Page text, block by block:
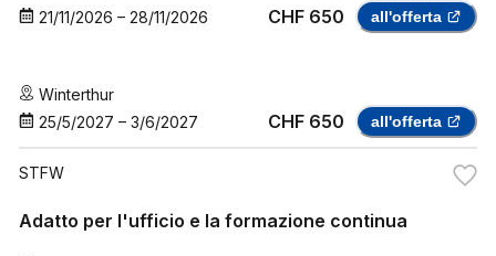
21/11/2026 – 28/11/2026 CHF 650 all'offerta
Winterthur
25/5/2027 – 3/6/2027 CHF 650 all'offerta
STFW
Adatto per l'ufficio e la formazione continua